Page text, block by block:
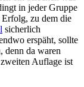
in jeder Gruppe
Erfolg, zu dem die
sicherlich
erspäht, sollte
denn da waren
Auflage ist